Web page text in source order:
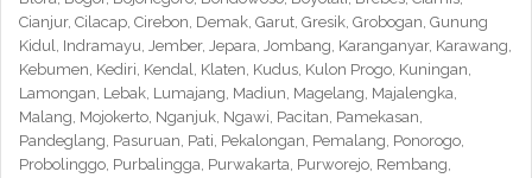
Cianjur, Cilacap, Cirebon, Demak, Garut, Gresik, Grobogan, Gunung
Kidul, Indramayu, Jember, Jepara, Jombang, Karanganyar, Karawang,
Kebumen, Kediri, Kendal, Klaten, Kudus, Kulon Progo, Kuningan,
Lamongan, Lebak, Lumajang, Madiun, Magelang, Majalengka,
Malang, Mojokerto, Nganjuk, Ngawi, Pacitan, Pamekasan,
Pandeglang, Pasuruan, Pati, Pekalongan, Pemalang, Ponorogo,
Probolinggo, Purbalingga, Purwakarta, Purworejo, Rembang,